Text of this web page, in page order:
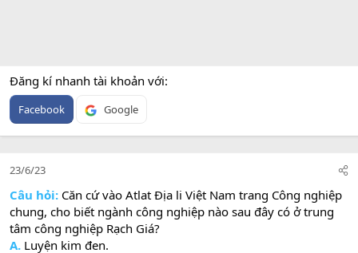
Đăng kí nhanh tài khoản với
Facebook Google
23/6/23
Câu hỏi: Căn cứ vào Atlat Địa li Việt Nam trang Công nghiệp
chung, cho biết ngành công nghiệp nào sau đây có ở trung
tâm công nghiệp Rạch Giá?
A. Luyện kim đen.